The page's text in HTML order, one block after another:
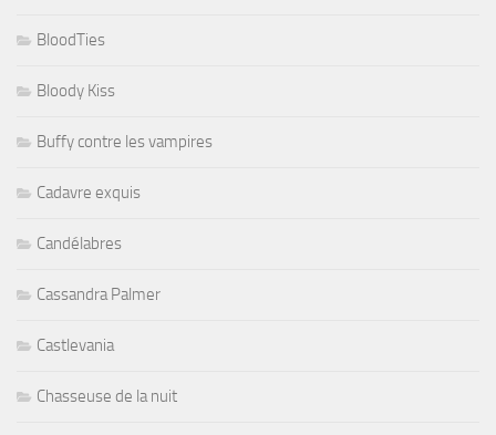
BloodTies
Bloody Kiss
Buffy contre les vampires
Cadavre exquis
Candélabres
Cassandra Palmer
Castlevania
Chasseuse de la nuit